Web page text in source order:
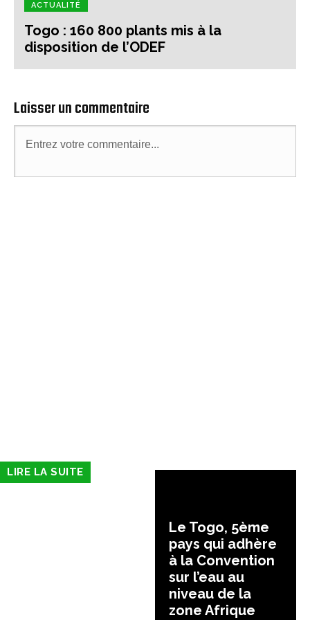
ACTUALITÉ
Togo : 160 800 plants mis à la
disposition de l’ODEF
Laisser un commentaire
LIRE LA SUITE
Le Togo, 5ème
pays qui adhère
à la Convention
sur l’eau au
niveau de la
zone Afrique